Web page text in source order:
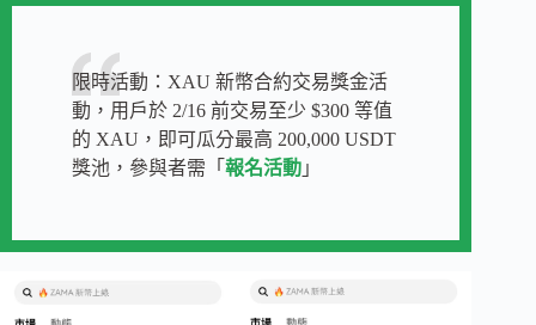
限時活動：XAU 新幣合約交易獎金活
動，用戶於 2/16 前交易至少 $300 等值
的 XAU，即可瓜分最高 200,000 USDT
獎池，參與者需「 報名活動 」